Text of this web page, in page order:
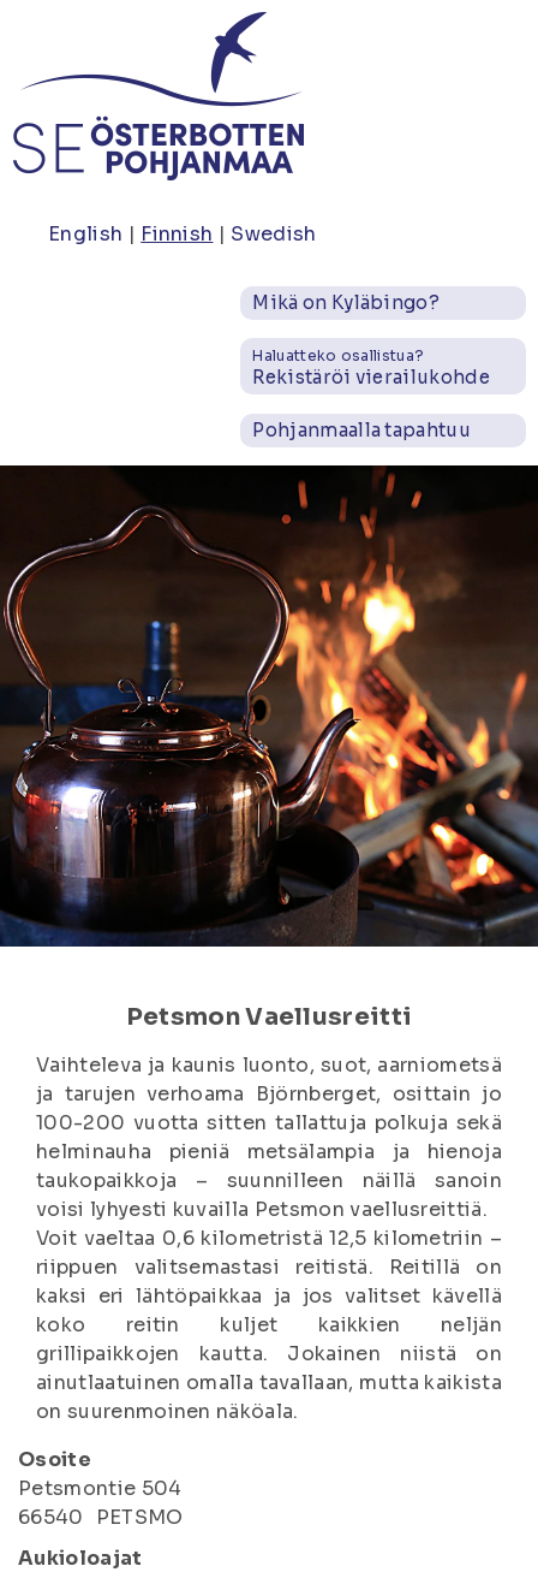
English Finnish Swedish
Mikä on Kyläbingo?
Haluatteko osallistua?
Rekistäröi vierailukohde
Pohjanmaalla tapahtuu
Petsmon Vaellusreitti
Vaihteleva ja kaunis luonto, suot, aarniometsä
ja tarujen verhoama Björnberget, osittain jo
100-200 vuotta sitten tallattuja polkuja sekä
helminauha pieniä metsälampia ja hienoja
taukopaikkoja – suunnilleen näillä sanoin
voisi lyhyesti kuvailla Petsmon vaellusreittiä.
Voit vaeltaa 0,6 kilometristä 12,5 kilometriin –
riippuen valitsemastasi reitistä. Reitillä on
kaksi eri lähtöpaikkaa ja jos valitset kävellä
koko reitin kuljet kaikkien neljän
grillipaikkojen kautta. Jokainen niistä on
ainutlaatuinen omalla tavallaan, mutta kaikista
on suurenmoinen näköala.
Osoite
Petsmontie 504
66540
PETSMO
Aukioloajat